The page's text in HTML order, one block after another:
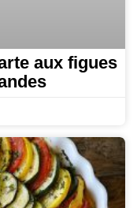
aux figues